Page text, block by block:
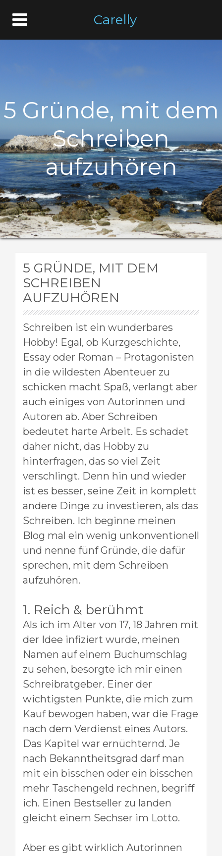
Carelly
5 Gründe, mit dem
Schreiben
aufzuhören
5 GRÜNDE, MIT DEM
SCHREIBEN
AUFZUHÖREN
Schreiben ist ein wunderbares
Hobby! Egal, ob Kurzgeschichte,
Essay oder Roman – Protagonisten
in die wildesten Abenteuer zu
schicken macht Spaß, verlangt aber
auch einiges von Autorinnen und
Autoren ab. Aber Schreiben
bedeutet harte Arbeit. Es schadet
daher nicht, das Hobby zu
hinterfragen, das so viel Zeit
verschlingt. Denn hin und wieder
ist es besser, seine Zeit in komplett
andere Dinge zu investieren, als das
Schreiben. Ich beginne meinen
Blog mal ein wenig unkonventionell
und nenne fünf Gründe, die dafür
sprechen, mit dem Schreiben
aufzuhören.
1. Reich & berühmt
Als ich im Alter von 17, 18 Jahren mit
der Idee infiziert wurde, meinen
Namen auf einem Buchumschlag
zu sehen, besorgte ich mir einen
Schreibratgeber. Einer der
wichtigsten Punkte, die mich zum
Kauf bewogen haben, war die Frage
nach dem Verdienst eines Autors.
Das Kapitel war ernüchternd. Je
nach Bekanntheitsgrad darf man
mit ein bisschen oder ein bisschen
mehr Taschengeld rechnen, begriff
ich. Einen Bestseller zu landen
gleicht einem Sechser im Lotto.
Aber es gibt wirklich Autorinnen